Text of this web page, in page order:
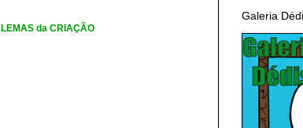
da CRIAÇÃO
Galeria